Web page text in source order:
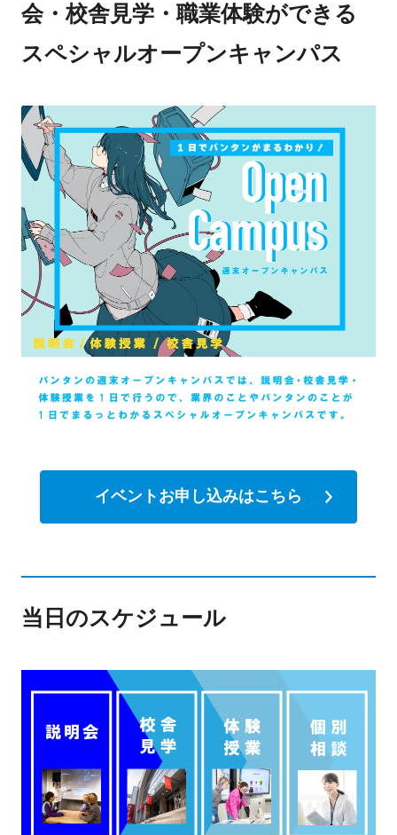
会・校舎見学・職業体験ができる
スペシャルオープンキャンパス
イベントお申し込みはこちら
当日のスケジュール